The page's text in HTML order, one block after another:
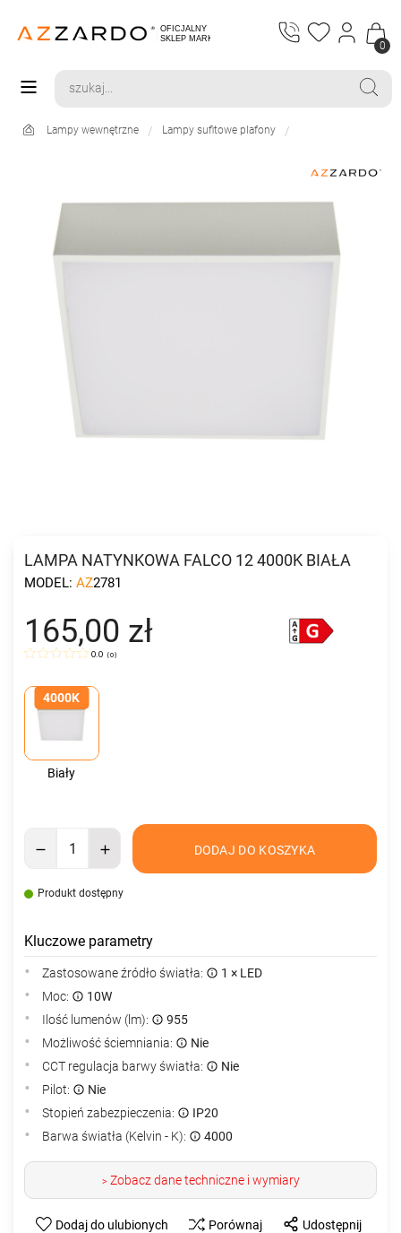
0
Lampy wewnętrzne Lampy sufitowe plafony
LAMPA NATYNKOWA FALCO 12 4000K BIAŁA
MODEL: AZ2781
165,00 zł
0.0 (0)
4000K
Biały
DODAJ DO KOSZYKA
Produkt dostępny
Kluczowe parametry
Zastosowane źródło światła:
1 × LED
Moc:
10W
Ilość lumenów (lm):
955
Możliwość ściemniania:
Nie
CCT regulacja barwy światła:
Nie
Pilot:
Nie
Stopień zabezpieczenia:
IP20
Barwa światła (Kelvin - K):
4000
>Zobacz dane techniczne i wymiary
Dodaj do ulubionych Porównaj Udostępnij